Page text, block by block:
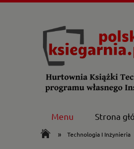
Menu Strona
» Technologia I Inżynieria